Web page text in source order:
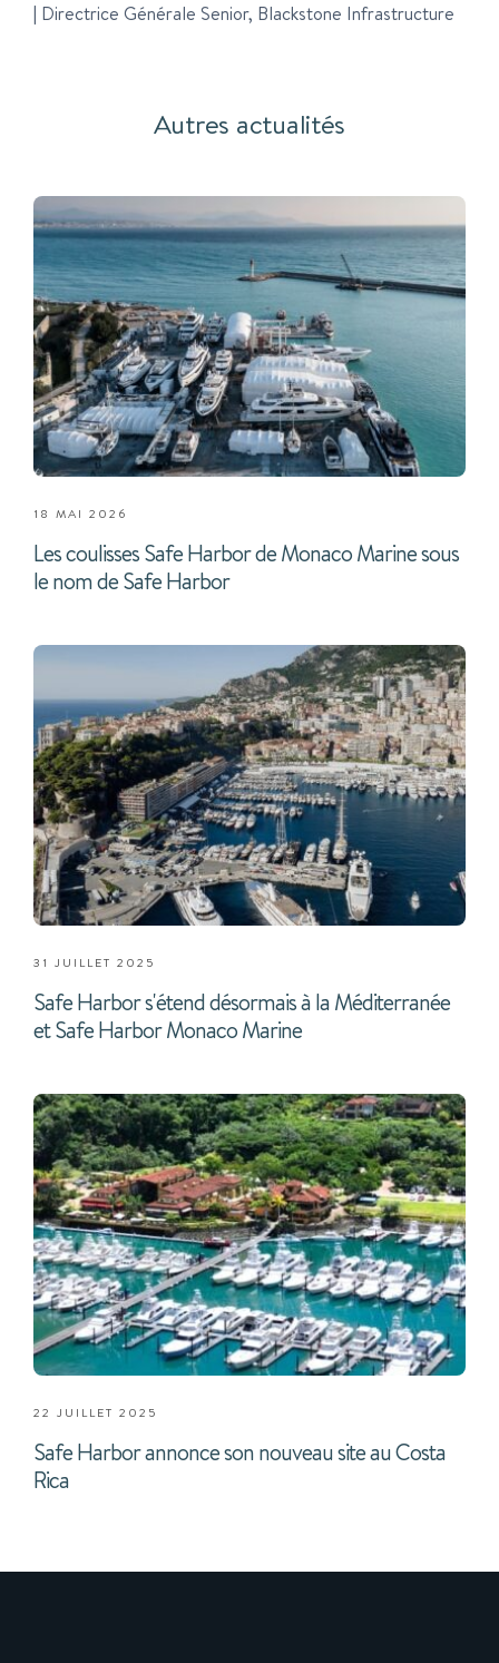
| Directrice Générale Senior, Blackstone Infrastructure
Autres actualités
18 MAI 2026
Les coulisses Safe Harbor de Monaco Marine sous
le nom de Safe Harbor
31 JUILLET 2025
Safe Harbor s'étend désormais à la Méditerranée
et Safe Harbor Monaco Marine
22 JUILLET 2025
Safe Harbor annonce son nouveau site au Costa
Rica